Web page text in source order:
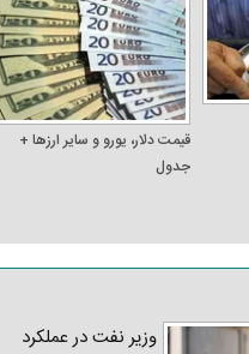
قیمت دلار، یورو و سایر ارز‌ها +
جدول
وزیر نفت در عملکرد